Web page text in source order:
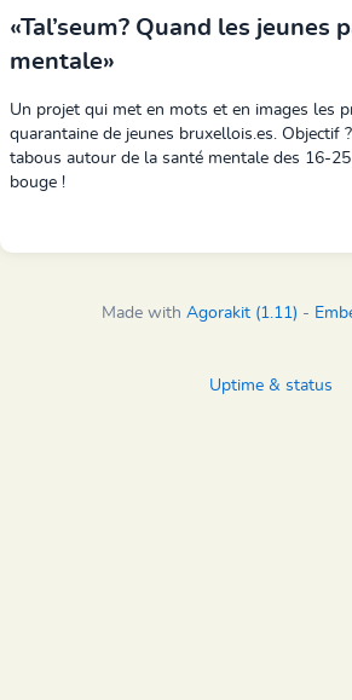
«Tal’seum? Quand les jeunes
mentale»
Un projet qui met en mots et en images les
quarantaine de jeunes bruxellois.es. Objectif ?
tabous autour de la santé mentale des 16-
bouge !
Made with Agorakit (1.11) -
Uptime & status